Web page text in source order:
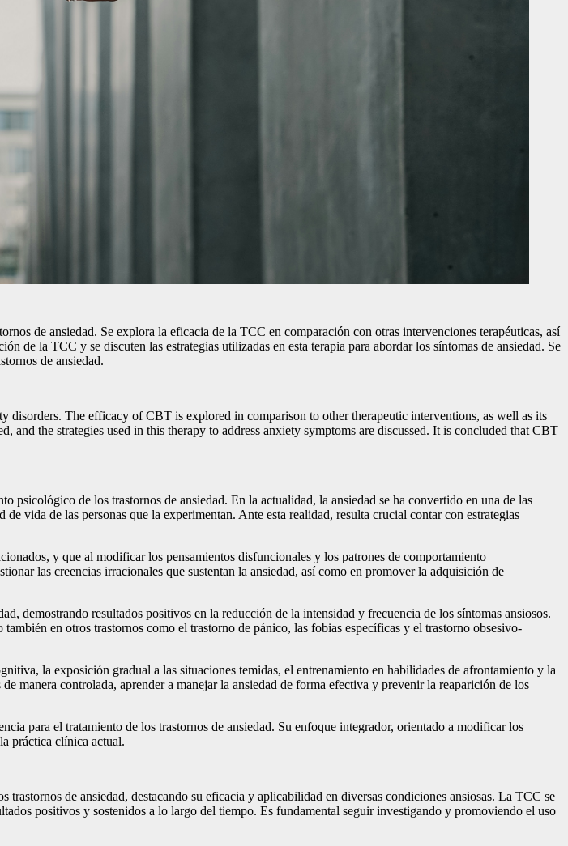
de ansiedad. Se explora la eficacia de la TCC en comparación con otras intervenciones terapéuticas, así
de la TCC y se discuten las estrategias utilizadas en esta terapia para abordar los síntomas de ansiedad. Se
de ansiedad.
The efficacy of CBT is explored in comparison to other therapeutic interventions, as well as its
the strategies used in this therapy to address anxiety symptoms are discussed. It is concluded that CBT
de los trastornos de ansiedad. En la actualidad, la ansiedad se ha convertido en una de las
vida de las personas que la experimentan. Ante esta realidad, resulta crucial contar con estrategias
y que al modificar los pensamientos disfuncionales y los patrones de comportamiento
las creencias irracionales que sustentan la ansiedad, así como en promover la adquisición de
demostrando resultados positivos en la reducción de la intensidad y frecuencia de los síntomas ansiosos.
en otros trastornos como el trastorno de pánico, las fobias específicas y el trastorno obsesivo-
la exposición gradual a las situaciones temidas, el entrenamiento en habilidades de afrontamiento y la
manera controlada, aprender a manejar la ansiedad de forma efectiva y prevenir la reaparición de los
para el tratamiento de los trastornos de ansiedad. Su enfoque integrador, orientado a modificar los
práctica clínica actual.
de ansiedad, destacando su eficacia y aplicabilidad en diversas condiciones ansiosas. La TCC se
positivos y sostenidos a lo largo del tiempo. Es fundamental seguir investigando y promoviendo el uso